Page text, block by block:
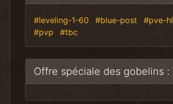
#leveling-1-60 #blue-post
#pve-hl
#pvp
#tbc
Offre spéciale des gobelins :